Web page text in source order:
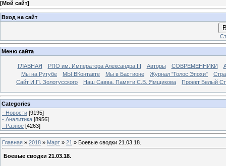
[Мой сайт]
Вход на сайт
Меню сайта
ГЛАВНАЯ РПО им. Императора Александра III Авторы СОВРЕМЕННИКИ
Мы на Рутубе
МЫ ВКонтакте Мы в Бастионе Журнал "Голос Эпохи"
Сайт И.П. Золотусского
Наш Савва. Памяти С.В. Ямщикова Проект Белый
Categories
- Новости [9195]
- Аналитика [8956]
- Разное [4263]
Главная » 2018 » Март » 21 » Боевые сводки 21.03.18.
Боевые сводки 21.03.18.